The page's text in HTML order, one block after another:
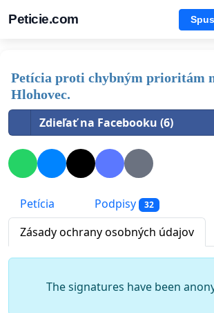
Peticie.com
Petícia proti chybným prioritám
Hlohovec.
Zdieľať na Facebooku (6)
Petícia Podpisy 32
Zásady ochrany osobných údajov
The signatures have been